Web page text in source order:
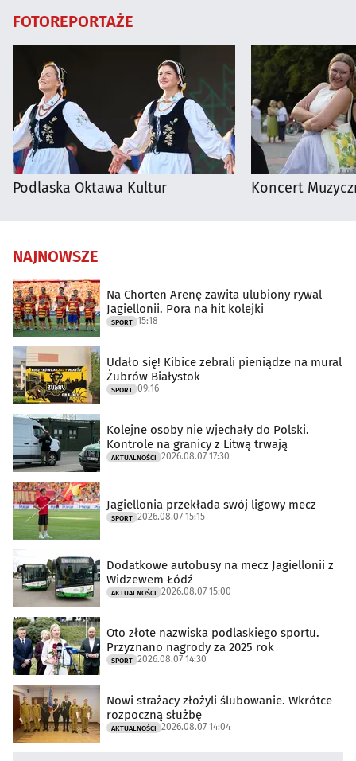
FOTOREPORTAŻE
Podlaska Oktawa Kultur Koncert
NAJNOWSZE
Na Chorten Arenę zawita ulubiony rywal
Jagiellonii. Pora na hit kolejki
SPORT 15:18
Udało się! Kibice zebrali pieniądze na mural
Żubrów Białystok
SPORT 09:16
Kolejne osoby nie wjechały do Polski.
Kontrole na granicy z Litwą trwają
AKTUALNOŚCI 2026.08.07 17:30
Jagiellonia przekłada swój ligowy mecz
SPORT 2026.08.07 15:15
Dodatkowe autobusy na mecz Jagiellonii z
Widzewem Łódź
AKTUALNOŚCI 2026.08.07 15:00
Oto złote nazwiska podlaskiego sportu.
Przyznano nagrody za 2025 rok
SPORT 2026.08.07 14:30
Nowi strażacy złożyli ślubowanie. Wkrótce
rozpoczną służbę
AKTUALNOŚCI 2026.08.07 14:04